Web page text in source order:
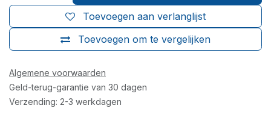
Toevoegen om te vergelijken
Toevoegen aan verlanglijst
Algemene voorwaarden
Geld-terug-garantie van 30 dagen
Verzending: 2-3 werkdagen